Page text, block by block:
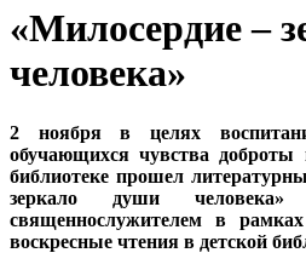
«Милосердие –
человека»
2 ноября в целях
обучающихся чувства доброты
библиотеке прошел
зеркало души
священнослужителем в
воскресные чтения в детской